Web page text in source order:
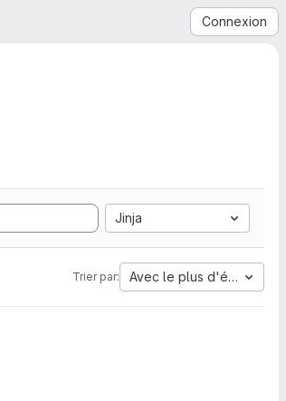
Connexion
Jinja
Trier par: Avec le plus d'étoiles